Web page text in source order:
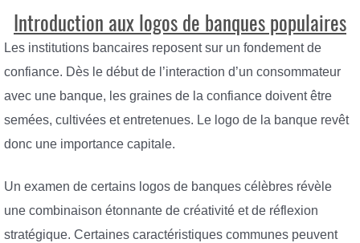
Introduction aux logos de banques populaires
Les institutions bancaires reposent sur un fondement de
confiance. Dès le début de l’interaction d’un consommateur
avec une banque, les graines de la confiance doivent être
semées, cultivées et entretenues. Le logo de la banque revêt
donc une importance capitale.
Un examen de certains logos de banques célèbres révèle
une combinaison étonnante de créativité et de réflexion
stratégique. Certaines caractéristiques communes peuvent